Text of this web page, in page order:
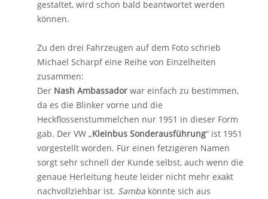
gestaltet, wird schon bald beantwortet werden
können.
Zu den drei Fahrzeugen auf dem Foto schrieb
Michael Scharpf eine Reihe von Einzelheiten
zusammen:
Der Nash Ambassador war einfach zu bestimmen,
da es die Blinker vorne und die
Heckflossenstummelchen nur 1951 in dieser Form
gab. Der VW „Kleinbus Sonderausführung“ ist 1951
vorgestellt worden. Für einen fetzigeren Namen
sorgt sehr schnell der Kunde selbst, auch wenn die
genaue Herleitung heute leider nicht mehr exakt
nachvollziehbar ist. Samba könnte sich aus